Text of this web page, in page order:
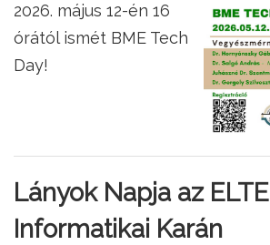
2026. május 12-én 16
órától ismét BME Tech
Day!
Lányok Napja az ELTE
Informatikai Karán